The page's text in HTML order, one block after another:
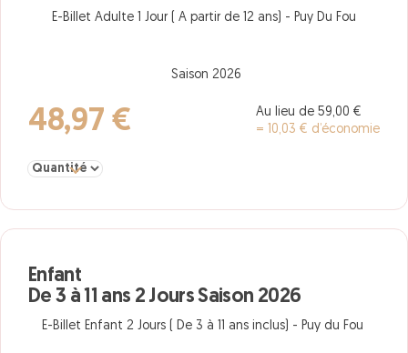
E-Billet Adulte 1 Jour ( A partir de 12 ans) - Puy Du Fou
Saison 2026
48,97 €
Au lieu de 59,00 €
= 10,03 € d’économie
Sélectionner la quantité pour Adulte A partir de 12 ans 1 Jour
Enfant
De 3 à 11 ans 2 Jours Saison 2026
E-Billet Enfant 2 Jours ( De 3 à 11 ans inclus) - Puy du Fou